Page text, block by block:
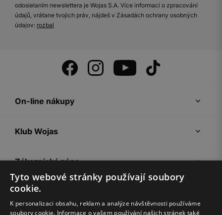
odosielaním newslettera je Wojas S.A. Více informací o zpracování
údajů, vrátane tvojich práv, nájdeš v Zásadách ochrany osobných
údajov: rozbal
On-line nákupy
Klub Wojas
Zákaznická zóna
Společnost Wojas
Tyto webové stránky používají soubory
cookie.
K personalizaci obsahu, reklam a analýze návštěvnosti používáme
soubory cookie. Informace o vašem používání našich stránek také